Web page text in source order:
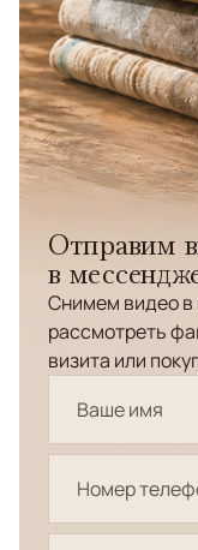
Отправим
в
Снимем видео в
рассмотреть
визита или